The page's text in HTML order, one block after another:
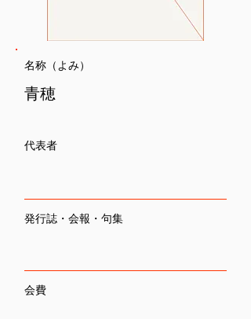
名称（よみ）
青穂
代表者
発行誌・会報・句集
会費